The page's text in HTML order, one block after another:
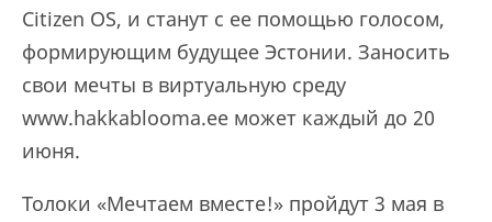
Citizen OS, и станут с ее помощью голосом,
формирующим будущее Эстонии. Заносить
свои мечты в виртуальную среду
www.hakkablooma.ee может каждый до 20
июня.
Толоки «Мечтаем вместе!» пройдут 3 мая в